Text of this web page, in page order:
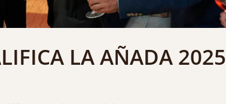
LA AÑADA 2025